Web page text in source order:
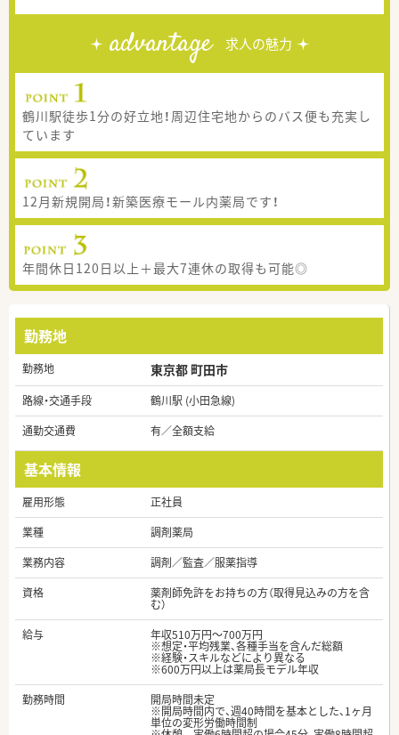
advantage 求人の魅力
鶴川駅徒歩1分の好立地！周辺住宅地からのバス便も充実し
ています
12月新規開局！新築医療モール内薬局です！
年間休日120日以上＋最大7連休の取得も可能◎
勤務地
勤務地 東京都 町田市
路線・交通手段
鶴川駅 (小田急線)
通勤交通費
有／全額支給
基本情報
雇用形態
正社員
業種
調剤薬局
業務内容
調剤／監査／服薬指導
資格
薬剤師免許をお持ちの方（取得見込みの方を含
む）
給与
年収510万円～700万円
※想定・平均残業、各種手当を含んだ総額
※経験・スキルなどにより異なる
※600万円以上は薬局長モデル年収
勤務時間
開局時間未定
※開局時間内で、週40時間を基本とした、1ヶ月
単位の変形労働時間制